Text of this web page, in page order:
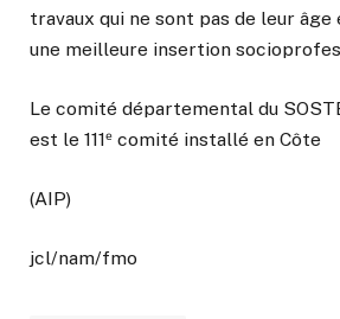
travaux qui ne sont pas de leur âge
une meilleure insertion
Le comité départemental du
est le 111ᵉ comité installé en Côte
(AIP)
jcl/nam/fmo